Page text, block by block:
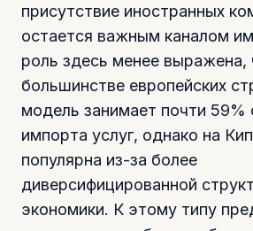
присутствие иностранных
остается важным каналом
роль здесь менее выражена,
большинстве европейских
модель занимает почти
импорта услуг, однако на
популярна из-за более
диверсифицированной
экономики. К этому типу